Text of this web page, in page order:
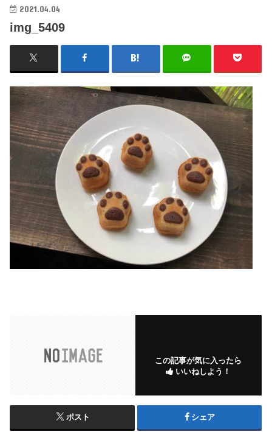
2021.04.04
img_5409
この記事が気に入ったら
いいねしよう！
ポスト シェア